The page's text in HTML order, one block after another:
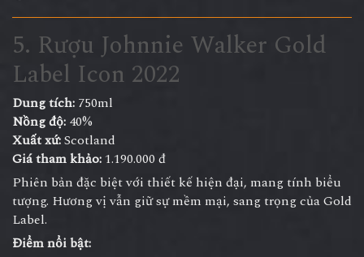
5. Rượu Johnnie Walker Gold
Label Icon 2022
Dung tích: 750ml
Nồng độ: 40%
Xuất xứ:Scotland
Giá tham khảo:1.190.000 đ
Phiên bản đặc biệt với thiết kế hiện đại, mang tính biểu
tượng. Hương vị vẫn giữ sự mềm mại, sang trọng của Gold
Label.
Điểm nổi bật: